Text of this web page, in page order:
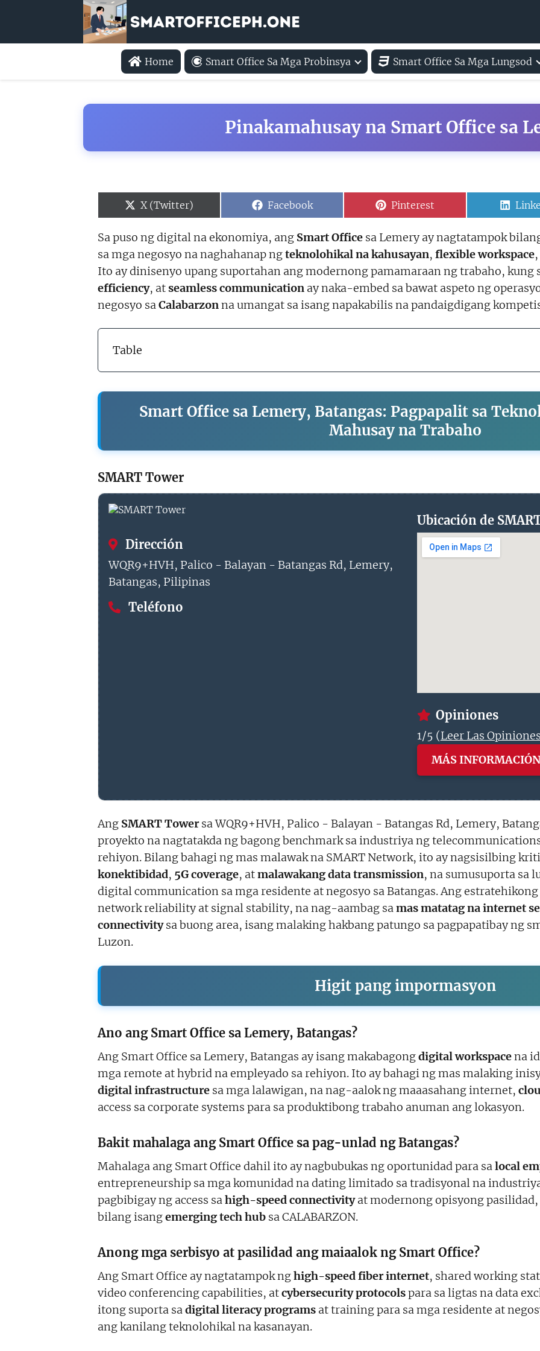
Home Smart Office Sa Mga Probinsya Smart Office Sa Mga Lungsod
Pinakamahusay na Smart Office sa
Share
X (Twitter)
Share
Facebook
Share
Pinterest
Share
Sa puso ng digital na ekonomiya, ang Smart Office sa Lemery ay nagtatampok
sa mga negosyo na naghahanap ngteknolohikal na kahusayan, flexible workspace
Ito ay dinisenyo upang suportahan ang modernong pamamaraan ng trabaho, kung
efficiency, at seamless communication ay naka-embed sa bawat aspeto ng
negosyo saCalabarzonna umangat sa isang napakabilis na pandaigdigang
Table
Smart Office sa Lemery, Batangas: Pagpapalit sa
Mahusay na Trabaho
SMART Tower
Dirección
WQR9+HVH, Palico - Balayan - Batangas Rd, Lemery,
Batangas, Pilipinas
Teléfono
Ubicación de
Opiniones
1/5 (Leer Las Opiniones
MÁS INFORMACIÓN
Ang SMART Towersa WQR9+HVH, Palico - Balayan - Batangas Rd, Lemery,
proyekto na nagtatakda ng bagong benchmark sa industriya ng
rehiyon. Bilang bahagi ng mas malawak na SMART Network, ito ay nagsisilbing
konektibidad, 5G coverage, atmalawakang data transmission, na sumusuporta sa
digital communication sa mga residente at negosyo sa Batangas. Ang
network reliability at signal stability, na nag-aambag samas matatag na internet
connectivitysa buong area, isang malaking hakbang patungo sa pagpapatibay ng
Luzon.
Higit pang impormasyon
Ano ang Smart Office sa Lemery, Batangas?
Ang Smart Office sa Lemery, Batangas ay isang makabagongdigital workspacena
mga remote at hybrid na empleyado sa rehiyon. Ito ay bahagi ng mas malaking
digital infrastructure sa mga lalawigan, na nag-aalok ng maaasahang internet,
access sa corporate systems para sa produktibong trabaho anuman ang lokasyon.
Bakit mahalaga ang Smart Office sa pag-unlad ng Batangas?
Mahalaga ang Smart Office dahil ito ay nagbubukas ng oportunidad para salocal
entrepreneurship sa mga komunidad na dating limitado sa tradisyonal na
pagbibigay ng access sahigh-speed connectivityat modernong opisyong
bilang isangemerging tech hub sa CALABARZON.
Anong mga serbisyo at pasilidad ang maiaalok ng Smart Office?
Ang Smart Office ay nagtatampok nghigh-speed fiber internet, shared working
video conferencing capabilities, atcybersecurity protocolspara sa ligtas na data
itong suporta sadigital literacy programs at training para sa mga residente at
ang kanilang teknolohikal na kasanayan.